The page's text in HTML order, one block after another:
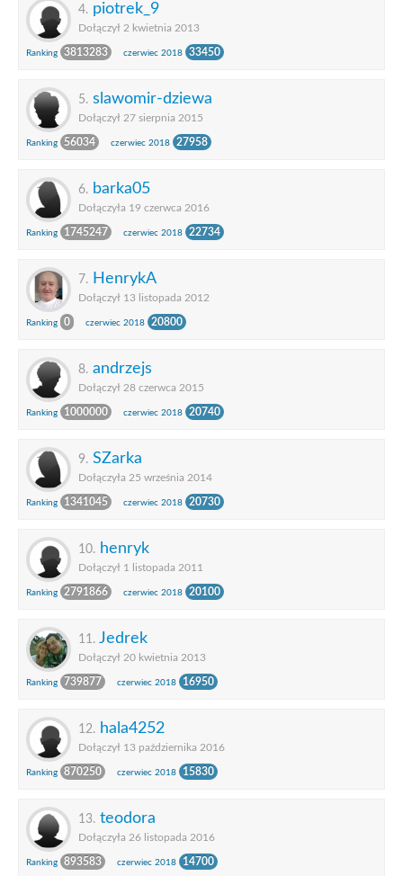
4. piotrek_9
Dołączył 2 kwietnia 2013
Ranking 3813283 czerwiec 2018 33450
5. slawomir-dziewa
Dołączył 27 sierpnia 2015
Ranking 56034 czerwiec 2018 27958
6. barka05
Dołączyła 19 czerwca 2016
Ranking 1745247 czerwiec 2018 22734
7. HenrykA
Dołączył 13 listopada 2012
Ranking 0 czerwiec 2018 20800
8. andrzejs
Dołączył 28 czerwca 2015
Ranking 1000000 czerwiec 2018 20740
9. SZarka
Dołączyła 25 września 2014
Ranking 1341045 czerwiec 2018 20730
10. henryk
Dołączył 1 listopada 2011
Ranking 2791866 czerwiec 2018 20100
11. Jedrek
Dołączył 20 kwietnia 2013
Ranking 739877 czerwiec 2018 16950
12. hala4252
Dołączył 13 października 2016
Ranking 870250 czerwiec 2018 15830
13. teodora
Dołączyła 26 listopada 2016
Ranking 893583 czerwiec 2018 14700